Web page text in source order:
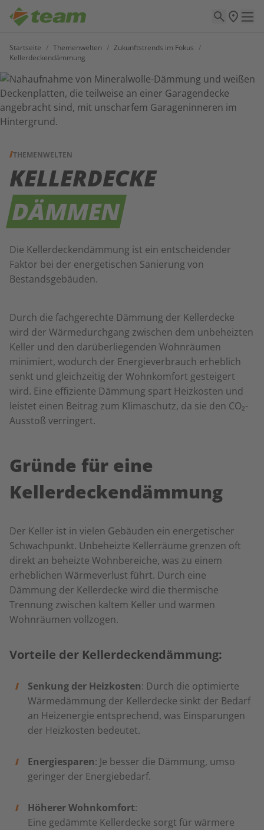
Startseite / Themenwelten / Zukunftstrends im Fokus /
Kellerdeckendämmung
THEMENWELTEN
KELLERDECKE
DÄMMEN
Die Kellerdeckendämmung ist ein entscheidender
Faktor bei der energetischen Sanierung von
Bestandsgebäuden.
Durch die fachgerechte Dämmung der Kellerdecke
wird der Wärmedurchgang zwischen dem unbeheizten
Keller und den darüberliegenden Wohnräumen
minimiert, wodurch der Energieverbrauch erheblich
senkt und gleichzeitig der Wohnkomfort gesteigert
wird. Eine effiziente Dämmung spart Heizkosten und
leistet einen Beitrag zum Klimaschutz, da sie den CO₂-
Ausstoß verringert.
Gründe für eine
Kellerdeckendämmung
Der Keller ist in vielen Gebäuden ein energetischer
Schwachpunkt. Unbeheizte Kellerräume grenzen oft
direkt an beheizte Wohnbereiche, was zu einem
erheblichen Wärmeverlust führt. Durch eine
Dämmung der Kellerdecke wird die thermische
Trennung zwischen kaltem Keller und warmen
Wohnräumen vollzogen.
Vorteile der Kellerdeckendämmung:
Senkung der Heizkosten: Durch die optimierte
Wärmedämmung der Kellerdecke sinkt der Bedarf
an Heizenergie entsprechend, was Einsparungen
der Heizkosten bedeutet.
Energiesparen: Je besser die Dämmung, umso
geringer der Energiebedarf.
Höherer Wohnkomfort:
Eine gedämmte Kellerdecke sorgt für wärmere